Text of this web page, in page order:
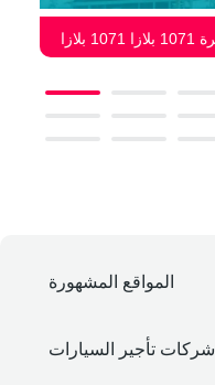
المواقع المشهورة
شركات تأجير السيارات